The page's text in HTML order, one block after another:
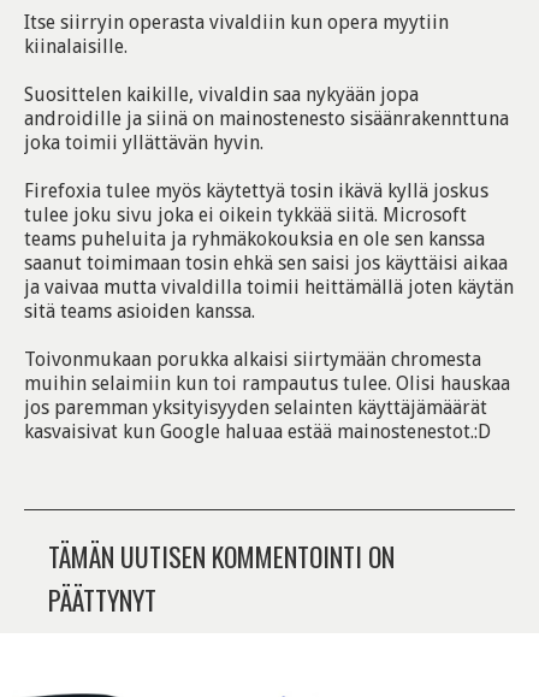
Itse siirryin operasta vivaldiin kun opera myytiin
kiinalaisille.
Suosittelen kaikille, vivaldin saa nykyään jopa
androidille ja siinä on mainostenesto sisäänrakennttuna
joka toimii yllättävän hyvin.
Firefoxia tulee myös käytettyä tosin ikävä kyllä joskus
tulee joku sivu joka ei oikein tykkää siitä. Microsoft
teams puheluita ja ryhmäkokouksia en ole sen kanssa
saanut toimimaan tosin ehkä sen saisi jos käyttäisi aikaa
ja vaivaa mutta vivaldilla toimii heittämällä joten käytän
sitä teams asioiden kanssa.
Toivonmukaan porukka alkaisi siirtymään chromesta
muihin selaimiin kun toi rampautus tulee. Olisi hauskaa
jos paremman yksityisyyden selainten käyttäjämäärät
kasvaisivat kun Google haluaa estää mainostenestot.:D
TÄMÄN UUTISEN KOMMENTOINTI ON
PÄÄTTYNYT